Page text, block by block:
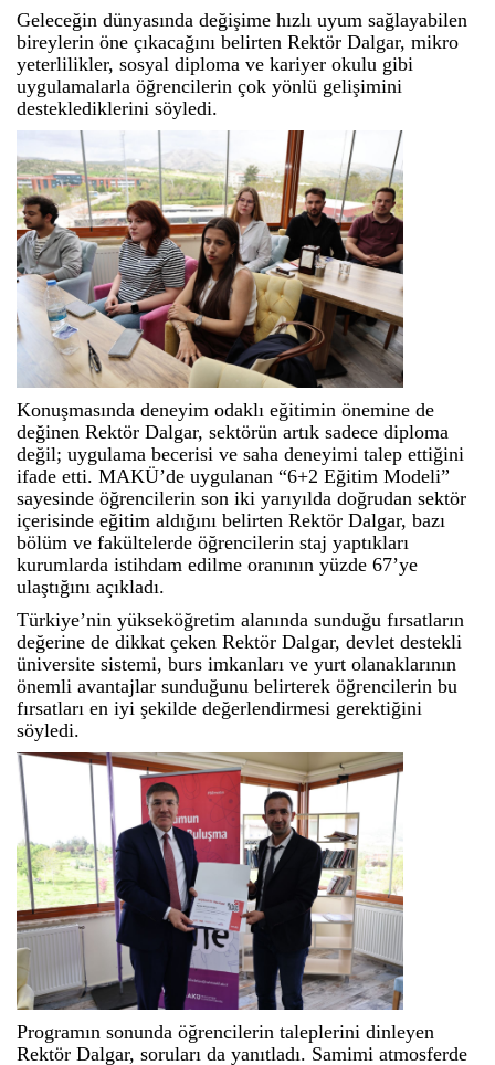
Geleceğin dünyasında değişime hızlı uyum sağlayabilen
bireylerin öne çıkacağını belirten Rektör Dalgar, mikro
yeterlilikler, sosyal diploma ve kariyer okulu gibi
uygulamalarla öğrencilerin çok yönlü gelişimini
desteklediklerini söyledi.
Konuşmasında deneyim odaklı eğitimin önemine de
değinen Rektör Dalgar, sektörün artık sadece diploma
değil; uygulama becerisi ve saha deneyimi talep ettiğini
ifade etti. MAKÜ’de uygulanan “6+2 Eğitim Modeli”
sayesinde öğrencilerin son iki yarıyılda doğrudan sektör
içerisinde eğitim aldığını belirten Rektör Dalgar, bazı
bölüm ve fakültelerde öğrencilerin staj yaptıkları
kurumlarda istihdam edilme oranının yüzde 67’ye
ulaştığını açıkladı.
Türkiye’nin yükseköğretim alanında sunduğu fırsatların
değerine de dikkat çeken Rektör Dalgar, devlet destekli
üniversite sistemi, burs imkanları ve yurt olanaklarının
önemli avantajlar sunduğunu belirterek öğrencilerin bu
fırsatları en iyi şekilde değerlendirmesi gerektiğini
söyledi.
Programın sonunda öğrencilerin taleplerini dinleyen
Rektör Dalgar, soruları da yanıtladı. Samimi atmosferde